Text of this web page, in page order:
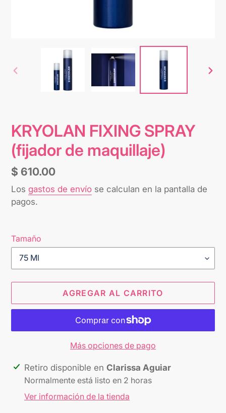
ANTERIOR
DIAPOSITIVA
KRYOLAN FIXING SPRAY
(fijador de maquillaje)
Precio
habitual
$ 610.00
Los gastos de envío se calculan en la pantalla de
pagos.
Tamaño
AGREGAR AL CARRITO
Más opciones de pago
Agregando
producto
Retiro disponible en Clarissa Aguiar
Normalmente está listo en 2 horas
Ver información de la tienda